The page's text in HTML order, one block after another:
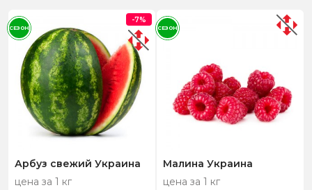
Арбуз свежий Украина
цена за 1 кг
-7%
СЕЗОН
Малина Украина
цена за 1 кг
СЕЗОН